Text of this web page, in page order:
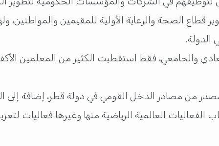
الصحة والرعاية الأولية للمقيمين والمواطنين،
الدولة.
والجامعي، فقط استقطبت الكثير من المعلمين
من مصادر الدخل القومي في دولة قطر، إضافة إلى
العالمية الرياضية منها وغيرها فعاليات